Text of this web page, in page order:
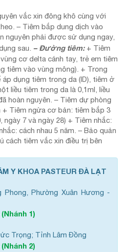
vắc xin đông khô cùng với
– Tiêm bắp dung dịch vào
nguyên phải được sử dụng ngay,
sau. – Đường tiêm:+ Tiêm
cơ delta cánh tay, trẻ em tiêm
tiêm vào vùng mông). + Trong
dụng tiêm trong da (ID), tiêm ở
liều tiêm trong da là 0,1ml, liều
hoàn nguyên. – Tiêm dự phòng
Tiêm ngừa cơ bản: tiêm bắp 3
ngày 7 và ngày 28) + Tiêm nhắc:
cách nhau 5 năm. – Bảo quản
cách tiêm vắc xin điều trị bên
Y KHOA PASTEUR ĐÀ LẠT
Phong, Phường Xuân Hương -
(Nhánh 1)
Trọng; Tỉnh Lâm Đồng
(Nhánh 2)